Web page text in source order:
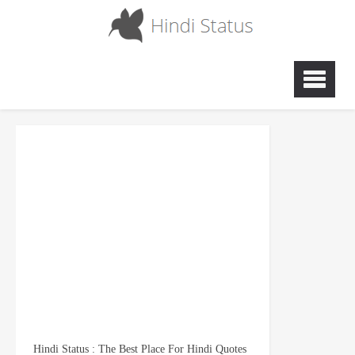
Hindi Status : The Best Place For Hindi Quotes